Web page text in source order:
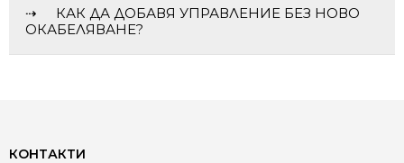
КАК ДА ДОБАВЯ УПРАВЛЕНИЕ БЕЗ НОВО
ОКАБЕЛЯВАНЕ?
КОНТАКТИ